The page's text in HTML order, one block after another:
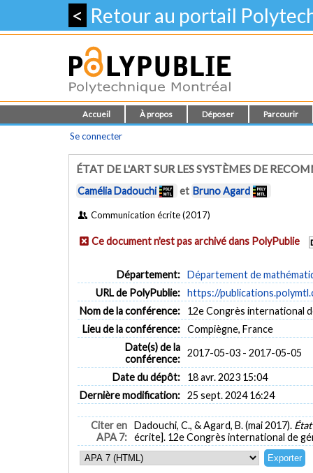
< Retour au portail
Accueil À propos Déposer Parcourir
Se connecter
ÉTAT DE L'ART SUR LES SYSTÈMES DE
Camélia Dadouchi et Bruno Agard
Communication écrite (2017)
Ce document n'est pas archivé dans PolyPublie
Département: Département de
URL de PolyPublie: https://
Nom de la conférence:
12e Congrès international
Lieu de la conférence: Compiègne, France
Date(s) de la
conférence:
2017-05-03 - 2017-05-05
Date du dépôt:
18 avr. 2023 15:04
Dernière modification: 25 sept. 2024 16:24
Citer en
APA 7:
Dadouchi, C., & Agard, B. (mai 2017).
écrite]. 12e Congrès international de